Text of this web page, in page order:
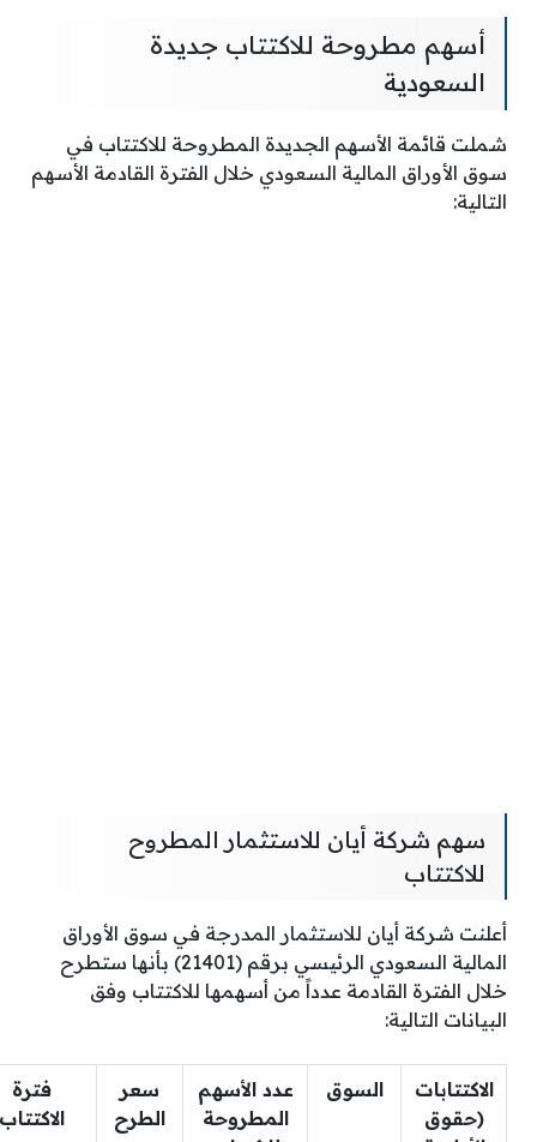
أسهم مطروحة للاكتتاب جديدة
السعودية
شملت قائمة الأسهم الجديدة المطروحة للاكتتاب في
سوق الأوراق المالية السعودي خلال الفترة القادمة الأسهم
التالية:
سهم شركة أيان للاستثمار المطروح
للاكتتاب
أعلنت شركة أيان للاستثمار المدرجة في سوق الأوراق
المالية السعودي الرئيسي برقم (21401) بأنها ستطرح
خلال الفترة القادمة عدداً من أسهمها للاكتتاب وفق
البيانات التالية:
الاكتتابات
(حقوق
السوق
عدد الأسهم
المطروحة
سعر
الطرح
فترة
الاكتتاب